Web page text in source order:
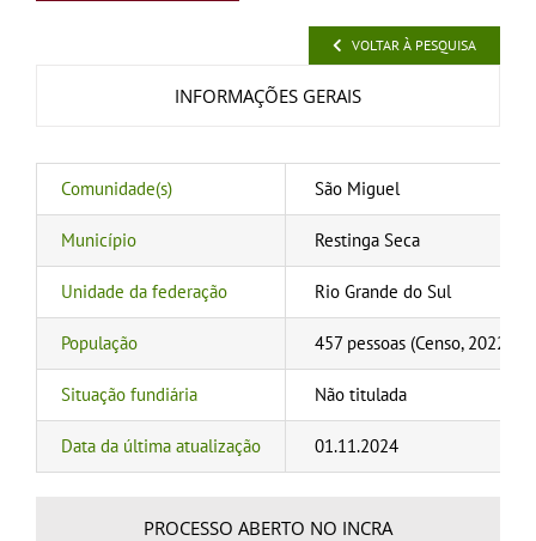
VOLTAR À PESQUISA
INFORMAÇÕES GERAIS
Comunidade(s) São Miguel
Município Restinga Seca
Unidade da federação Rio Grande do Sul
População 457 pessoas (Censo, 2022);
Situação fundiária Não titulada
Data da última atualização 01.11.2024
PROCESSO ABERTO NO INCRA